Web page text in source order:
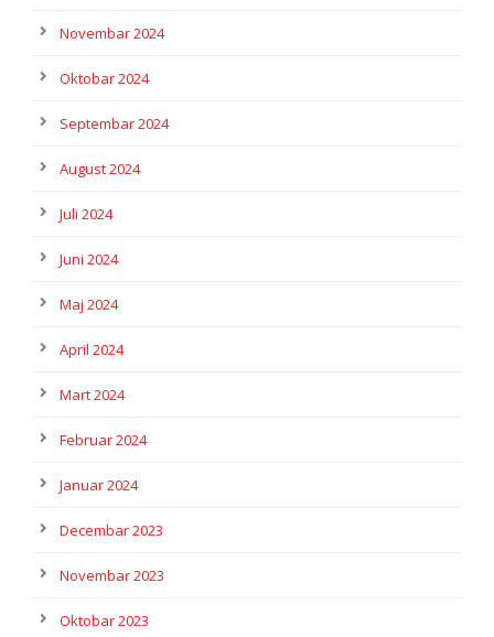
Novembar 2024
Oktobar 2024
Septembar 2024
August 2024
Juli 2024
Juni 2024
Maj 2024
April 2024
Mart 2024
Februar 2024
Januar 2024
Decembar 2023
Novembar 2023
Oktobar 2023